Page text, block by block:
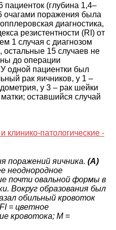
пациенток (глубина 1,4–
очагами поражения была
диагностика,
резистентности (RI) от
1 случая с диагнозом
остальные 15 случаев не
до операции
одной пациентки был
рак яичников, у 1 –
у 3 – рак шейки
оставшийся случай
поражений яичника. (A)
неоднородное
почти овальной формы в
Вокруг образования был
обильный кровоток
= цветное
кровотока; M =